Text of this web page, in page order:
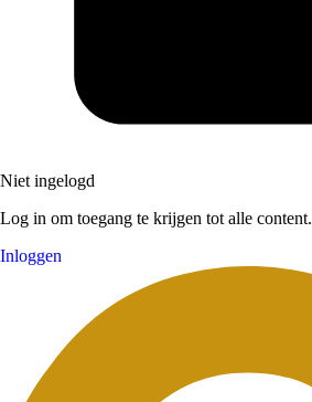
Niet ingelogd
Log in om toegang te krijgen tot alle content.
Inloggen